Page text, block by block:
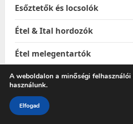
Esőztetők és locsolók
Étel & Ital hordozók
Étel melegentartók
Étel-és italtárolók
Ételhordók
A weboldalon a minőségi felhasználói
használunk.
Elfogad